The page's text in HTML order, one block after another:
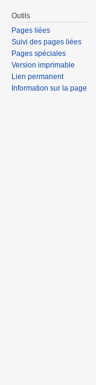
Outils
Pages liées
Suivi des pages liées
Pages spéciales
Version imprimable
Lien permanent
Information sur la page